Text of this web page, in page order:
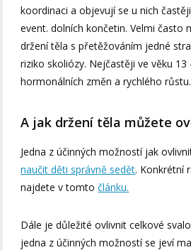
koordinaci a objevují se u nich
event. dolních končetin. Velmi často
držení těla s přetěžováním jedné
riziko skoliózy. Nejčastěji ve věku
hormonálních změn a rychlého růstu.
A jak držení těla můžete
Jedna z účinných možností jak
naučit děti správně sedět. Konkrétní
najdete v tomtočlánku.
Dále je důležité ovlivnit celkové
jedna z účinných možností se jeví